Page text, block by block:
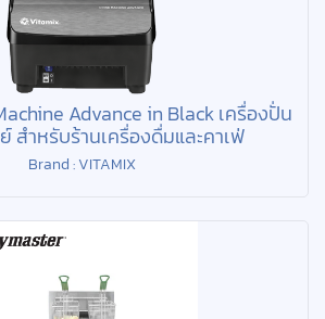
Advance in Black เครื่องปั่น
สำหรับร้านเครื่องดื่มและคาเฟ่
Brand : VITAMIX